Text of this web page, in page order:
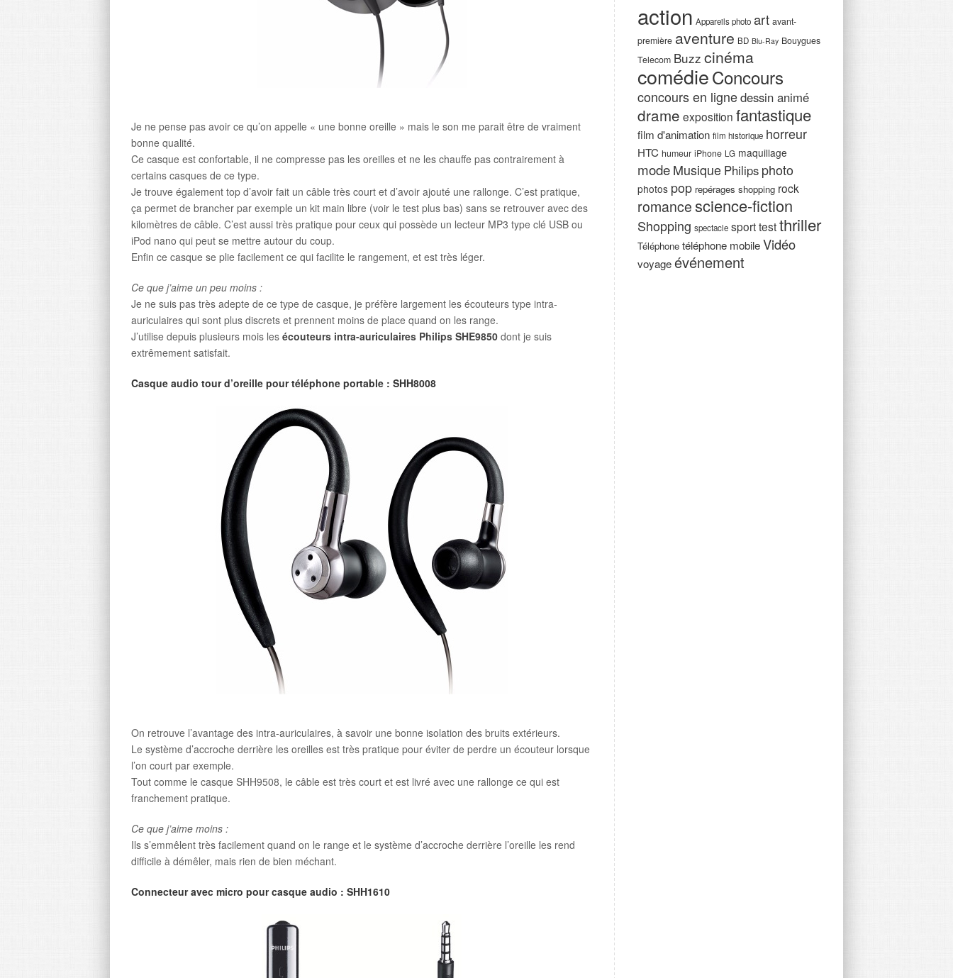
Je ne pense pas avoir ce qu’on appelle « une bonne oreille » mais le son me parait être de vraiment
bonne qualité.
Ce casque est confortable, il ne compresse pas les oreilles et ne les chauffe pas contrairement à
certains casques de ce type.
Je trouve également top d’avoir fait un câble très court et d’avoir ajouté une rallonge. C’est pratique,
ça permet de brancher par exemple un kit main libre (voir le test plus bas) sans se retrouver avec des
kilomètres de câble. C’est aussi très pratique pour ceux qui possède un lecteur MP3 type clé USB ou
iPod nano qui peut se mettre autour du coup.
Enfin ce casque se plie facilement ce qui facilite le rangement, et est très léger.
Ce que j’aime un peu moins :
Je ne suis pas très adepte de ce type de casque, je préfère largement les écouteurs type intra-
auriculaires qui sont plus discrets et prennent moins de place quand on les range.
J’utilise depuis plusieurs mois les écouteurs intra-auriculaires Philips SHE9850 dont je suis
extrêmement satisfait.
Casque audio tour d’oreille pour téléphone portable : SHH8008
On retrouve l’avantage des intra-auriculaires, à savoir une bonne isolation des bruits extérieurs.
Le système d’accroche derrière les oreilles est très pratique pour éviter de perdre un écouteur lorsque
l’on court par exemple.
Tout comme le casque SHH9508, le câble est très court et est livré avec une rallonge ce qui est
franchement pratique.
Ce que j’aime moins :
Ils s’emmêlent très facilement quand on le range et le système d’accroche derrière l’oreille les rend
difficile à démêler, mais rien de bien méchant.
Connecteur avec micro pour casque audio : SHH1610
action Appareils photo art avant-
première aventure BD Blu-Ray Bouygues
Telecom Buzz cinéma
comédieConcours
concours en lignedessin animé
drame exposition fantastique
film d'animation film historique horreur
HTC humeur iPhone LG maquillage
modeMusique Philips photo
photos pop repérages shopping rock
romancescience-fiction
Shopping spectacle sporttestthriller
Téléphone téléphone mobileVidéo
voyageévénement